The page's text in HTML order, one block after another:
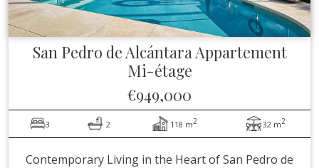
San Pedro de Alcántara Appartement
Mi-étage
€949,000
3 2 118 m2 32 m2
Contemporary Living in the Heart of San Pedro de